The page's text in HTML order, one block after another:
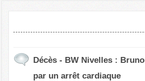
Décès - BW Nivelles :
par un arrêt cardiaque